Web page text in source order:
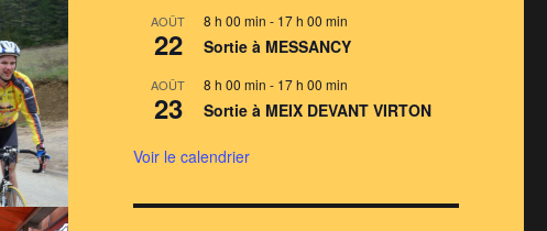
AOÛT
22
8 h 00 min - 17 h 00 min
Sortie à MESSANCY
AOÛT
23
8 h 00 min - 17 h 00 min
Sortie à MEIX DEVANT VIRTON
Voir le calendrier